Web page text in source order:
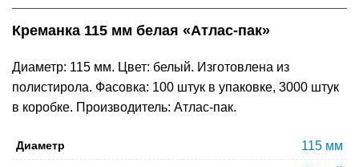
Креманка 115 мм белая «Атлас-пак»
Диаметр: 115 мм. Цвет: белый. Изготовлена из
полистирола. Фасовка: 100 штук в упаковке, 3000 штук
в коробке. Производитель: Атлас-пак.
Диаметр 115 мм